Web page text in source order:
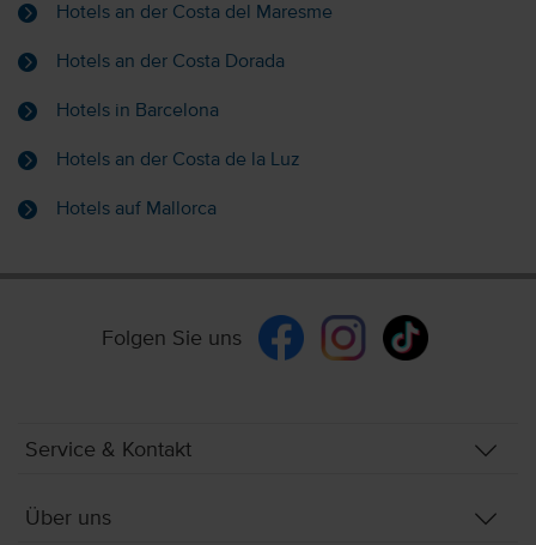
Hotels an der Costa del Maresme
Hotels an der Costa Dorada
Hotels in Barcelona
Hotels an der Costa de la Luz
Hotels auf Mallorca
Folgen Sie uns
Service & Kontakt
Über uns